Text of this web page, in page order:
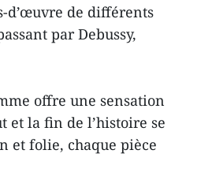
d’œuvre de différents
par Debussy,
offre une sensation
et la fin de l’histoire se
et folie, chaque pièce